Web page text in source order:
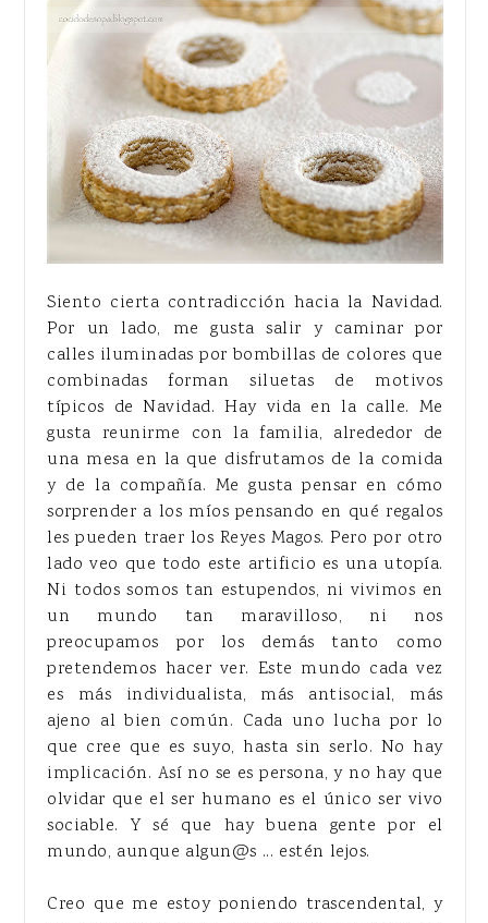
Siento cierta contradicción hacia la Navidad.
Por un lado, me gusta salir y caminar por
calles iluminadas por bombillas de colores que
combinadas forman siluetas de motivos
típicos de Navidad. Hay vida en la calle. Me
gusta reunirme con la familia, alrededor de
una mesa en la que disfrutamos de la comida
y de la compañía. Me gusta pensar en cómo
sorprender a los míos pensando en qué regalos
les pueden traer los Reyes Magos. Pero por otro
lado veo que todo este artificio es una utopía.
Ni todos somos tan estupendos, ni vivimos en
un mundo tan maravilloso, ni nos
preocupamos por los demás tanto como
pretendemos hacer ver. Este mundo cada vez
es más individualista, más antisocial, más
ajeno al bien común. Cada uno lucha por lo
que cree que es suyo, hasta sin serlo. No hay
implicación. Así no se es persona, y no hay que
olvidar que el ser humano es el único ser vivo
sociable. Y sé que hay buena gente por el
mundo, aunque algun@s ... estén lejos.
Creo que me estoy poniendo trascendental, y